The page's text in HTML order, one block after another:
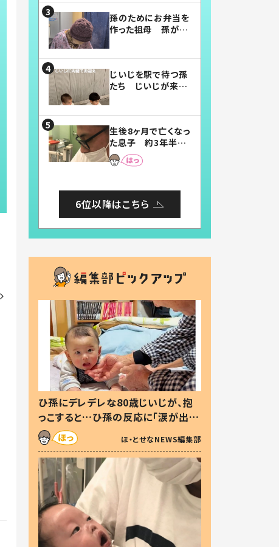
孫のためにお弁当を
作った祖母 孫が絶
じいじを駅で待つ孫
たち じいじが来た
まらない」「幸せにな
れる」
生後8ヶ月で亡くなっ
た息子 約3年半
後、当時の妻の日記
に書いてあった本音
6位以降はこちら
ひ孫にデレデレな80歳じいじが、抱
っこすると…ひ孫の反応に「涙が出ま
した」「可愛くて仕方ない」
ほ・とせなNEWS編集部